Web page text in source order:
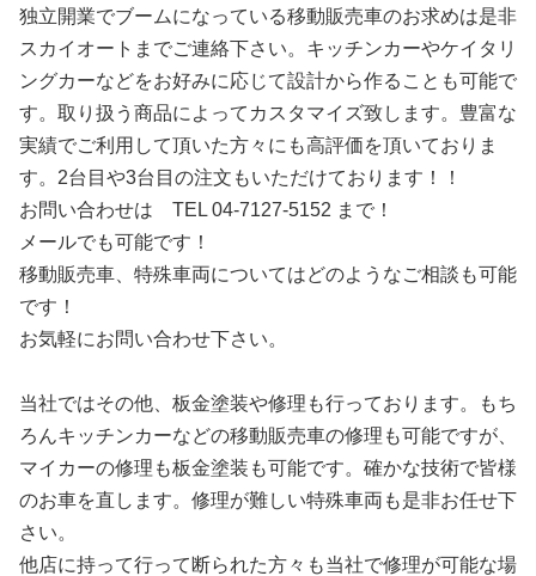
独立開業でブームになっている移動販売車のお求めは是非
スカイオートまでご連絡下さい。キッチンカーやケイタリ
ングカーなどをお好みに応じて設計から作ることも可能で
す。取り扱う商品によってカスタマイズ致します。豊富な
実績でご利用して頂いた方々にも高評価を頂いておりま
す。2台目や3台目の注文もいただけております！！
お問い合わせは TEL 04-7127-5152 まで！
メールでも可能です！
移動販売車、特殊車両についてはどのようなご相談も可能
です！
お気軽にお問い合わせ下さい。
当社ではその他、板金塗装や修理も行っております。もち
ろんキッチンカーなどの移動販売車の修理も可能ですが、
マイカーの修理も板金塗装も可能です。確かな技術で皆様
のお車を直します。修理が難しい特殊車両も是非お任せ下
さい。
他店に持って行って断られた方々も当社で修理が可能な場